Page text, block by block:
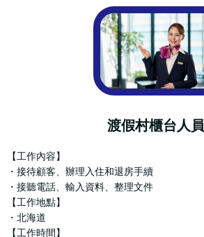
渡假村櫃台人員
【工作內容】
・接待顧客、辦理入住和退房手續
・接聽電話、輸入資料、整理文件
【工作地點】
・北海道
【工作時間】